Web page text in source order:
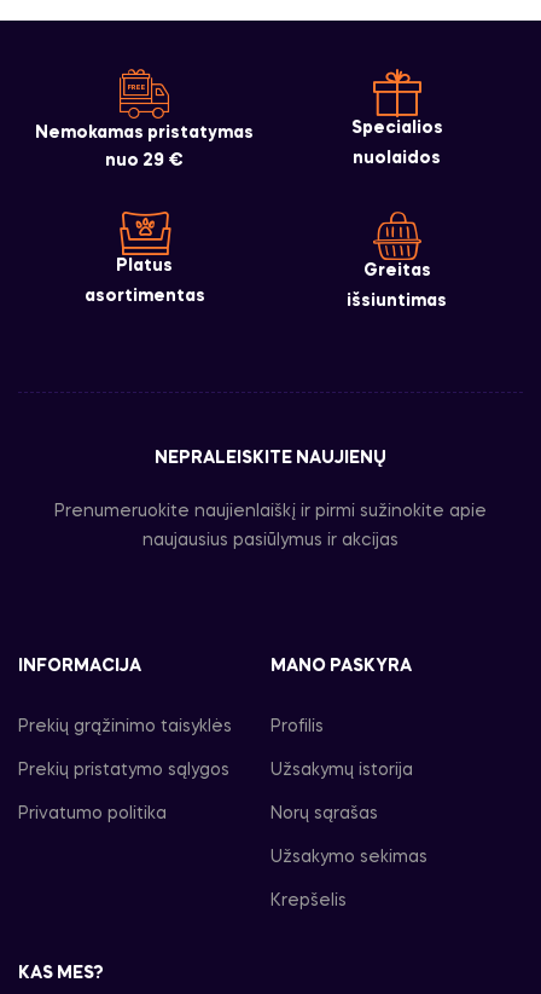
Nemokamas pristatymas
nuo 29 €
Specialios
nuolaidos
Platus
asortimentas
Greitas
išsiuntimas
NEPRALEISKITE NAUJIENŲ
Prenumeruokite naujienlaiškį ir pirmi sužinokite apie
naujausius pasiūlymus ir akcijas
INFORMACIJA
Prekių grąžinimo taisyklės
Prekių pristatymo sąlygos
Privatumo politika
MANO PASKYRA
Profilis
Užsakymų istorija
Norų sąrašas
Užsakymo sekimas
Krepšelis
KAS MES?